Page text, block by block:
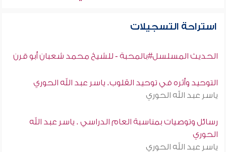
استراحة التسجيلات
الحديث المسلسل#بالمحبة - للشيخ محمد شعبان أبو قرن
التوحيد وأثره في توحيد القلوب. ياسر عبد الله الحوري
ياسر عبد الله الحوري
رسائل وتوصيات بمناسبة العام الدراسي . ياسر عبد الله
الحوري
ياسر عبد الله الحوري